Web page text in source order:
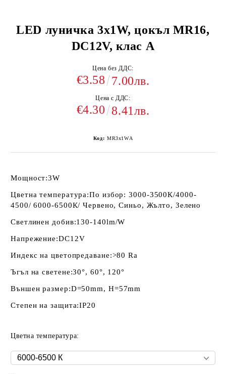
LED луничка 3х1W, цокъл MR16,
DC12V, клас A
Цена без ДДС:
€3.58 7.00лв.
Цена с ДДС:
€4.30 8.41лв.
Код: MR3х1WА
Мощност:3W
Цветна температура:По избор: 3000-3500К/4000-
4500/ 6000-6500К/ Червено, Синьо, Жълто, Зелено
Светлинен добив:130-140lm/W
Напрежение:DC12V
Индекс на цветопредаване:>80 Ra
Ъгъл на светене:30°, 60°, 120°
Външен размер:D=50mm, H=57mm
Степен на защита:IP20
Цветна температура: